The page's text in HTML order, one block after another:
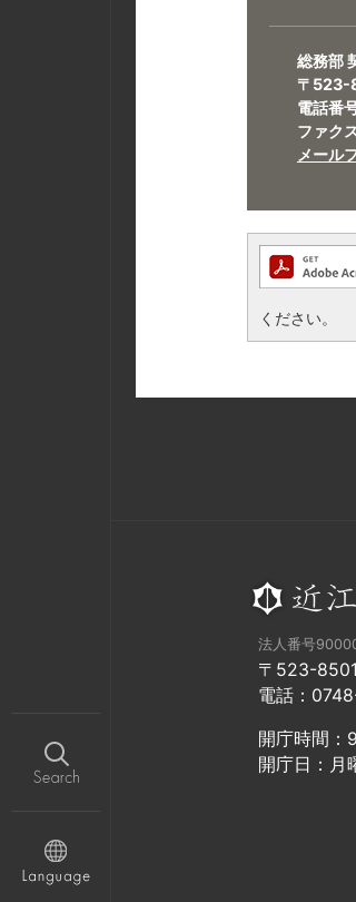
総務部
〒523-
電話番
ファク
メール
ください。
法人番号
〒523-
電話：
開庁時間：
開庁日：月